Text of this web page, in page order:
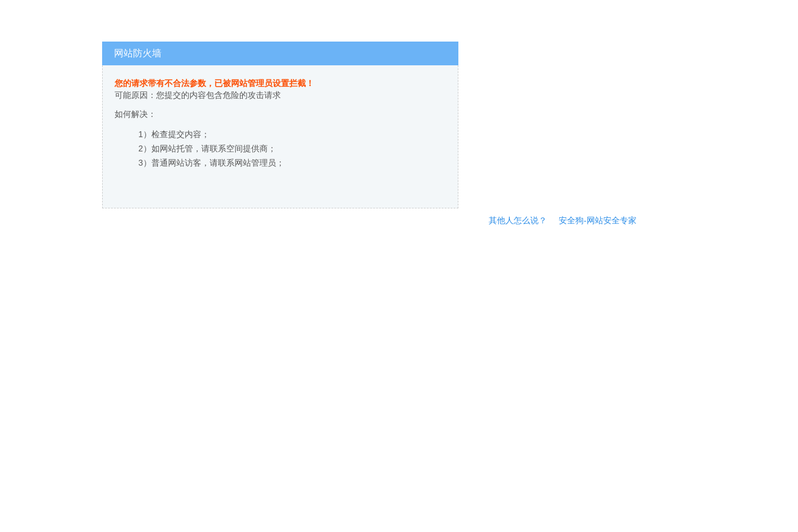
网站防火墙
您的请求带有不合法参数，已被网站管理员设置拦截！
可能原因：您提交的内容包含危险的攻击请求
如何解决：
1）检查提交内容；
2）如网站托管，请联系空间提供商；
3）普通网站访客，请联系网站管理员；
其他人怎么说？ 安全狗-网站安全专家